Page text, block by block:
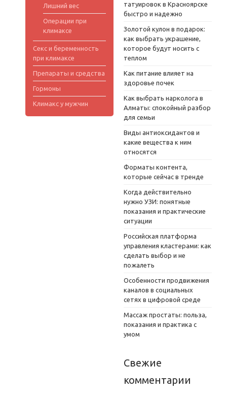
Лишний вес
Операции при
климаксе
Секс и беременность
при климаксе
Препараты и средства
Гормоны
Климакс у мужчин
татуировок в Красноярске
быстро и надежно
Золотой кулон в подарок:
как выбрать украшение,
которое будут носить с
теплом
Как питание влияет на
здоровье почек
Как выбрать нарколога в
Алматы: спокойный разбор
для семьи
Виды антиоксидантов и
какие вещества к ним
относятся
Форматы контента,
которые сейчас в тренде
Когда действительно
нужно УЗИ: понятные
показания и практические
ситуации
Российская платформа
управления кластерами: как
сделать выбор и не
пожалеть
Особенности продвижения
каналов в социальных
сетях в цифровой среде
Массаж простаты: польза,
показания и практика с
умом
Свежие
комментарии